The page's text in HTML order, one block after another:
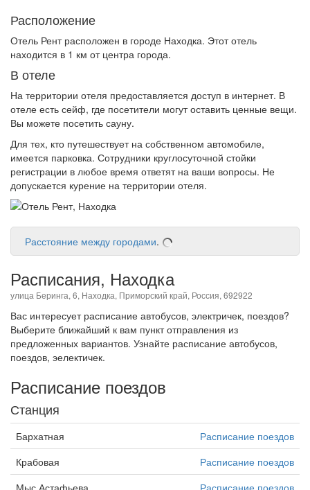
Расположение
Отель Рент расположен в городе Находка. Этот отель
находится в 1 км от центра города.
В отеле
На территории отеля предоставляется доступ в интернет. В
отеле есть сейф, где посетители могут оставить ценные вещи.
Вы можете посетить сауну.
Для тех, кто путешествует на собственном автомобиле,
имеется парковка. Сотрудники круглосуточной стойки
регистрации в любое время ответят на ваши вопросы. Не
допускается курение на территории отеля.
Расстояние между городами.
Расписания, Находка
улица Беринга, 6, Находка, Приморский край, Россия, 692922
Вас интересует расписание автобусов, электричек, поездов?
Выберите ближайший к вам пункт отправления из
предложенных вариантов. Узнайте расписание автобусов,
поездов, эелектичек.
Расписание поездов
Станция
Бархатная
Расписание поездов
Крабовая
Расписание поездов
Мыс Астафьева
Расписание поездов